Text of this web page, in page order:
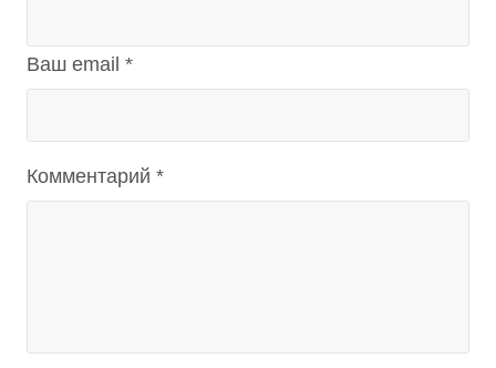
Ваш email *
Комментарий *